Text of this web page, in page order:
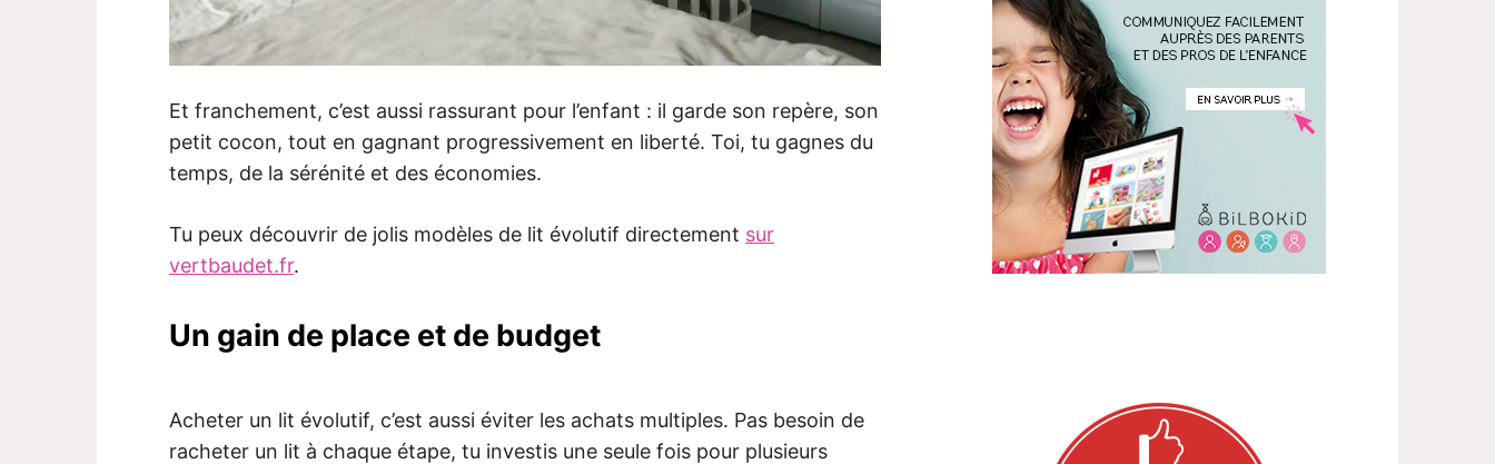
Et franchement, c’est aussi rassurant pour l’enfant : il garde son repère, son
petit cocon, tout en gagnant progressivement en liberté. Toi, tu gagnes du
temps, de la sérénité et des économies.
Tu peux découvrir de jolis modèles de lit évolutif directement sur
vertbaudet.fr.
Un gain de place et de budget
Acheter un lit évolutif, c’est aussi éviter les achats multiples. Pas besoin de
racheter un lit à chaque étape, tu investis une seule fois pour plusieurs